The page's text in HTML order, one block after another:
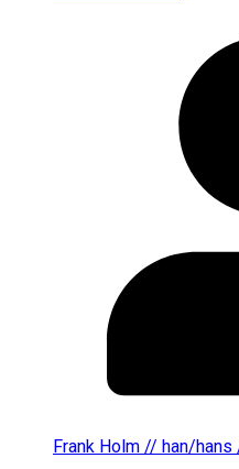
Frank Holm // han/